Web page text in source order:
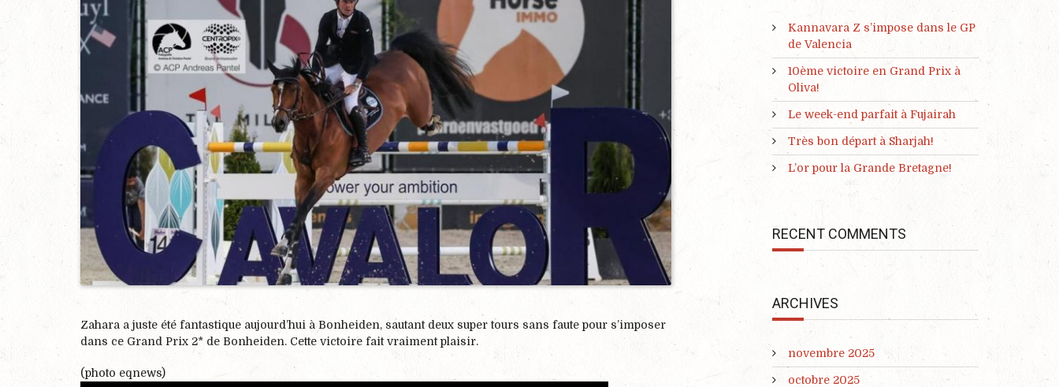
Zahara a juste été fantastique aujourd’hui à Bonheiden, sautant deux super tours sans faute pour s’imposer
dans ce Grand Prix 2* de Bonheiden. Cette victoire fait vraiment plaisir.
(photo eqnews)
Kannavara Z s’impose dans le GP
de Valencia
10ème victoire en Grand Prix à
Oliva!
Le week-end parfait à Fujairah
Très bon départ à Sharjah!
L’or pour la Grande Bretagne!
RECENT COMMENTS
ARCHIVES
novembre 2025
octobre 2025